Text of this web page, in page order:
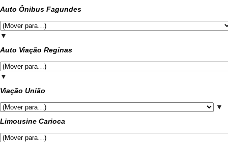
Auto Ônibus Fagundes
▼
Auto Viação Reginas
▼
Viação União
▼
Limousine Carioca